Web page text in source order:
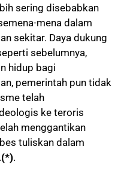
sering disebabkan
mena dalam
sekitar. Daya dukung
sebelumnya,
hidup bagi
pemerintah pun tidak
telah
ke teroris
menggantikan
tuliskan dalam
(*).